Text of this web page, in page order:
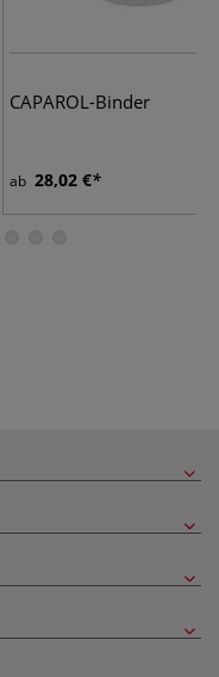
CAPAROL-Binder
ab 28,02 €